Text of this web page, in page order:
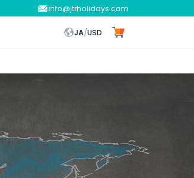
info@jtrholidays.com
JA/USD